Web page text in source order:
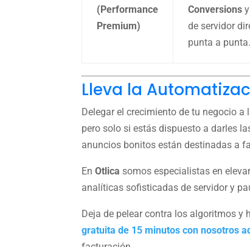
(Performance
Premium)
Conversions
de servidor
punta a punta.
Lleva la
Delegar el crecimiento de tu negocio
pero solo si estás dispuesto a darles
anuncios bonitos están destinadas a
EnOtlica somos especialistas en
analíticas sofisticadas de servidor y
Deja de pelear contra los algoritmos
gratuita de 15 minutos con nosotros